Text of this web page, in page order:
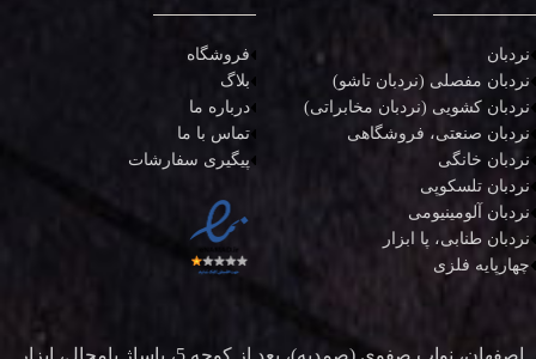
نردبان
نردبان مفصلی (نردبان تاشو)
نردبان کشویی (نردبان مخابراتی)
نردبان صنعتی، فروشگاهی
نردبان خانگی
نردبان تلسکوپی
نردبان آلومینیومی
نردبان طنابی، پا ابزار
چهارپایه فلزی
فروشگاه
بلاگ
درباره ما
تماس با ما
پیگیری سفارشات